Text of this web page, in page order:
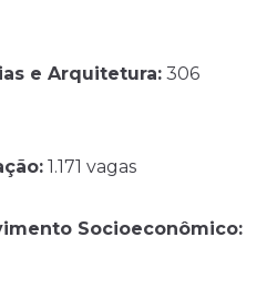
e Arquitetura: 306
1.171 vagas
Socioeconômico: